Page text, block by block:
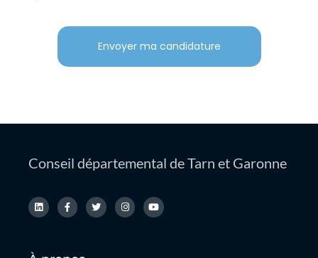
Envoyer ma candidature
Conseil départemental de Tarn et Garonne